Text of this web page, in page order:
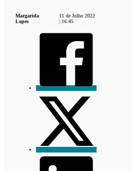
Margarida
Lopes
11 de Julho 2022
| 16:45